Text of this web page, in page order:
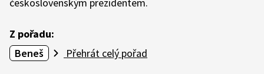
Z pořadu:
Beneš
Přehrát celý pořad